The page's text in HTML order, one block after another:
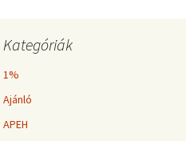
Kategóriák
1%
Ajánló
APEH